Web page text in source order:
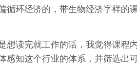
循环经济的，带生物经济字样的
想读完就工作的话，我觉得课程
感知这个行业的体系，并筛选出